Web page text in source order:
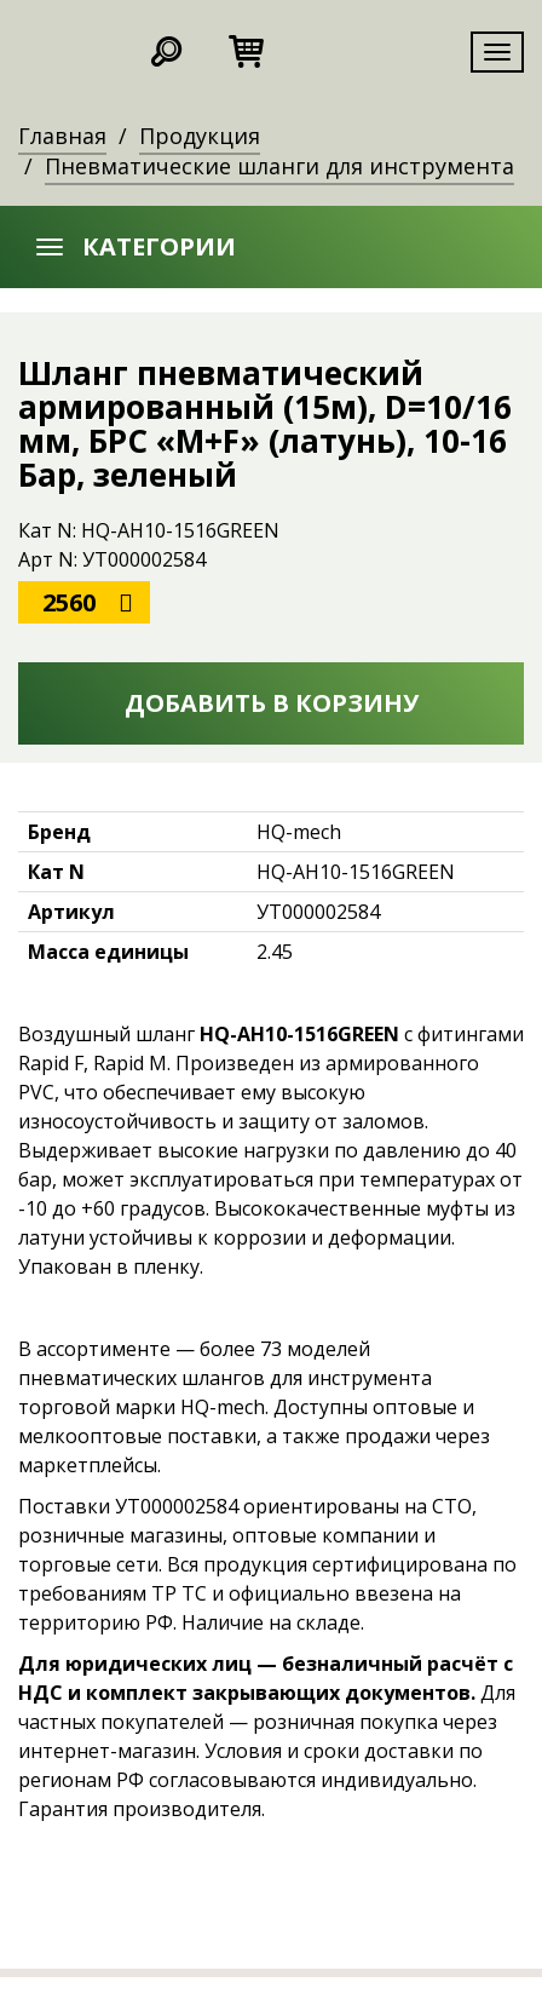
Главная
Продукция
Пневматические шланги для инструмента
КАТЕГОРИИ
Шланг пневматический
армированный (15м), D=10/16
мм, БРС «M+F» (латунь), 10-16
Бар, зеленый
Кат N: HQ-AH10-1516GREEN
Арт N: УТ000002584
2560
ДОБАВИТЬ В КОРЗИНУ
Бренд
HQ-mech
Кат N
HQ-AH10-1516GREEN
Артикул
УТ000002584
Масса единицы
2.45
Воздушный шланг HQ-AH10-1516GREEN с фитингами
Rapid F, Rapid М. Произведен из армированного
PVC, что обеспечивает ему высокую
износоустойчивость и защиту от заломов.
Выдерживает высокие нагрузки по давлению до 40
бар, может эксплуатироваться при температурах от
-10 до +60 градусов. Высококачественные муфты из
латуни устойчивы к коррозии и деформации.
Упакован в пленку.
В ассортименте — более 73 моделей
пневматических шлангов для инструмента
торговой марки HQ-mech. Доступны оптовые и
мелкооптовые поставки, а также продажи через
маркетплейсы.
Поставки УТ000002584 ориентированы на СТО,
розничные магазины, оптовые компании и
торговые сети. Вся продукция сертифицирована по
требованиям ТР ТС и официально ввезена на
территорию РФ. Наличие на складе.
Для юридических лиц — безналичный расчёт с
НДС и комплект закрывающих документов.Для
частных покупателей — розничная покупка через
интернет-магазин. Условия и сроки доставки по
регионам РФ согласовываются индивидуально.
Гарантия производителя.